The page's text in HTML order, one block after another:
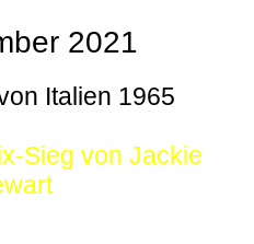
2021
Italien 1965
Sieg von Jackie